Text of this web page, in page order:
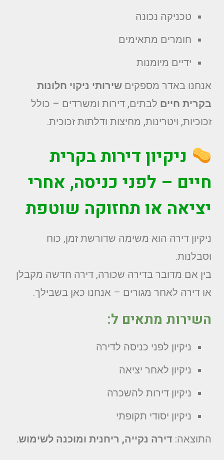
טכניקה נכונה
חומרים מתאימים
ידיים מיומנות
אנחנו באדר מספקים שירותי ניקוי חלונות
בקרית חיים לבתים, דירות ומשרדים – כולל
זכוכיות, ויטרינות, מחיצות ודלתות זכוכית.
ניקיון דירות בקרית
חיים – לפני כניסה, אחרי
יציאה או תחזוקה שוטפת
ניקיון דירה הוא משימה שדורשת זמן, כוח
וסבלנות.
בין אם מדובר בדירה שכורה, דירה חדשה מקבלן
או דירה לאחר מגורים – אנחנו כאן בשבילך.
השירות מתאים ל:
ניקיון לפני כניסה לדירה
ניקיון לאחר יציאה
ניקיון דירות להשכרה
ניקיון יסודי תקופתי
התוצאה: דירה נקייה, ריחנית ומוכנה לשימוש.